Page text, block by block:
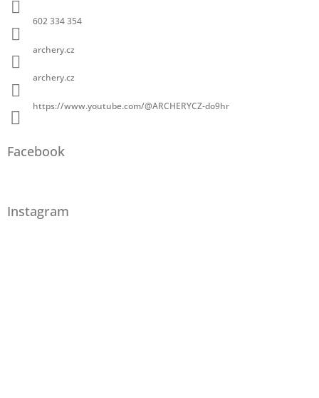
602 334 354
archery.cz
archery.cz
https://www.youtube.com/@ARCHERYCZ-do9hr
Facebook
Instagram